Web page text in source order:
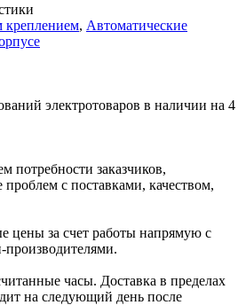
, Автоматические
электротоваров в наличии на 4
потребности заказчиков,
проблем с поставками, качеством,
цены за счет работы напрямую с
часы. Доставка в пределах
на следующий день после